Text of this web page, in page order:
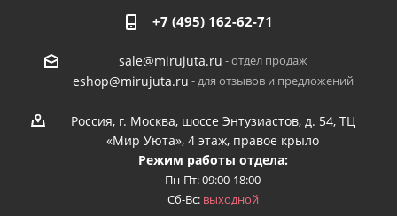
+7 (495) 162-62-71
sale@mirujuta.ru - отдел продаж
eshop@mirujuta.ru - для отзывов и предложений
Россия, г. Москва, шоссе Энтузиастов, д. 54, ТЦ
«Мир Уюта», 4 этаж, правое крыло
Режим работы отдела:
Пн-Пт: 09:00-18:00
Сб-Вс: выходной